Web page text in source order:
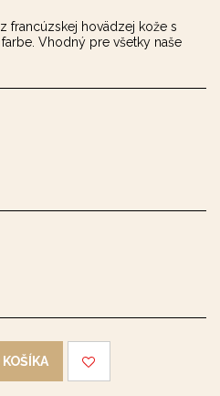
francúzskej hovädzej kože s
Vhodný pre všetky naše